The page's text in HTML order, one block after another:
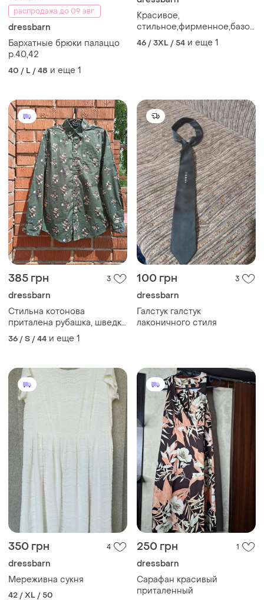
распродажа до 09 авг.
dressbarn
Бархатные брюки палаццо
р.40,42
40 / L / 48 и еще 1
Красивое,
платье, платье
46 / 3XL / 54 и еще 1
385 грн 3
dressbarn
Стильна котонова
приталена рубашка, шведка
dressmann
36 / S / 44 и еще 1
100 грн 3
dressbarn
Галстук галстук
лаконичного стиля
350 грн 4
dressbarn
Мереживна сукня
42 / XL / 50
250 грн 1
dressbarn
Сарафан красивый
приталенный